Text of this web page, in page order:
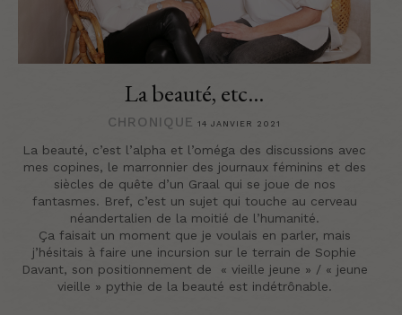
La beauté, etc…
CHRONIQUE 14 JANVIER 2021
La beauté, c’est l’alpha et l’oméga des discussions avec
mes copines, le marronnier des journaux féminins et des
siècles de quête d’un Graal qui se joue de nos
fantasmes. Bref, c’est un sujet qui touche au cerveau
néandertalien de la moitié de l’humanité.
Ça faisait un moment que je voulais en parler, mais
j’hésitais à faire une incursion sur le terrain de Sophie
Davant, son positionnement de « vieille jeune » / « jeune
vieille » pythie de la beauté est indétrônable.